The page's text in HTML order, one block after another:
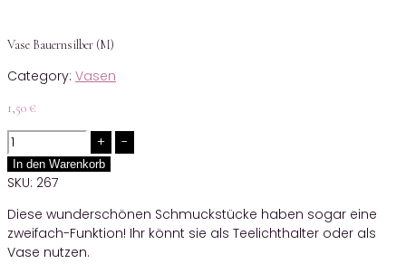
Vase Bauernsilber (M)
Category: Vasen
1,50 €
Quantity
In den Warenkorb
SKU: 267
Diese wunderschönen Schmuckstücke haben sogar eine
zweifach-Funktion! Ihr könnt sie als Teelichthalter oder als
Vase nutzen.